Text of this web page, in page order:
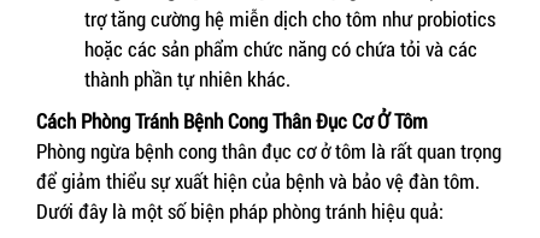
trợ tăng cường hệ miễn dịch cho tôm như probiotics
hoặc các sản phẩm chức năng có chứa tỏi và các
thành phần tự nhiên khác.
Cách Phòng Tránh Bệnh Cong Thân Đục Cơ Ở Tôm
Phòng ngừa bệnh cong thân đục cơ ở tôm là rất quan trọng
để giảm thiểu sự xuất hiện của bệnh và bảo vệ đàn tôm.
Dưới đây là một số biện pháp phòng tránh hiệu quả: